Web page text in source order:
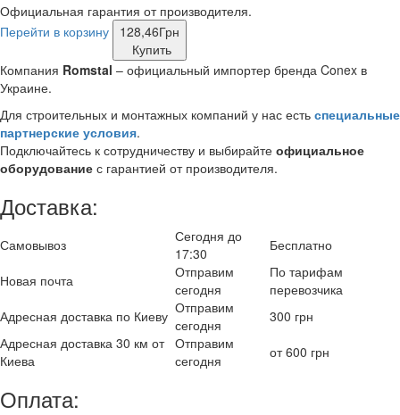
Официальная гарантия от производителя.
Перейти в корзину
128,46Грн
Купить
Компания Romstal – официальный импортер бренда Conex в
Украине.
Для строительных и монтажных компаний у нас есть специальные
партнерские условия.
Подключайтесь к сотрудничеству и выбирайте официальное
оборудование с гарантией от производителя.
Доставка:
Самовывоз
Сегодня до
17:30
Бесплатно
Новая почта
Отправим
сегодня
По тарифам
перевозчика
Адресная доставка по Киеву Отправим
сегодня
300 грн
Адресная доставка 30 км от
Киева
Отправим
сегодня
от 600 грн
Оплата: